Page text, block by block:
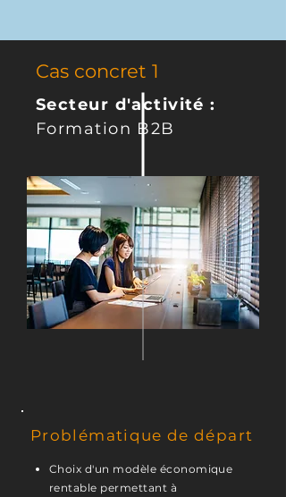
Cas concret 1
Secteur d'activité :
Formation B2B
Problématique de départ
Choix d'un modèle économique
rentable permettant à